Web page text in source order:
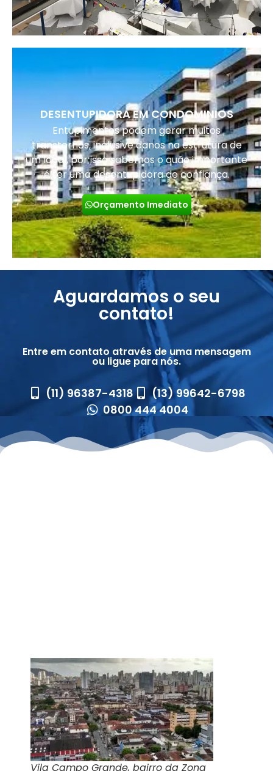
DESENTUPIDORA EM CONDOMINIOS
Entupimentos podem gerar muitos
transtornos, inclusive danos na estrutura de
um local, por isso sabemos o quão importante
é ter uma desentupidora de confiança.
Orçamento Imediato
Aguardamos o seu
contato!
Entre em contato através de uma mensagem
ou ligue para nós.
(11) 96387-4318
(13) 99642-6798
0800 444 4004
Vila Campo Grande, bairro da Zona